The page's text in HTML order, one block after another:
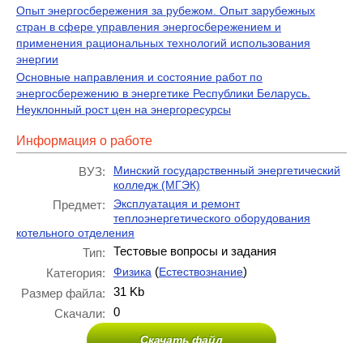
Опыт энергосбережения за рубежом. Опыт зарубежных
стран в сфере управления энергосбережением и
применения рациональных технологий использования
энергии
Основные направления и состояние работ по
энергосбережению в энергетике Республики Беларусь.
Неуклонный рост цен на энергоресурсы
Информация о работе
ВУЗ:
Минский государственный энергетический
колледж (МГЭК)
Предмет:
Эксплуатация и ремонт
теплоэнергетического оборудования
котельного отделения
Тип:
Тестовые вопросы и задания
Категория:
Физика (Естествознание)
Размер файла:
31 Kb
Скачали:
0
Скачать файл